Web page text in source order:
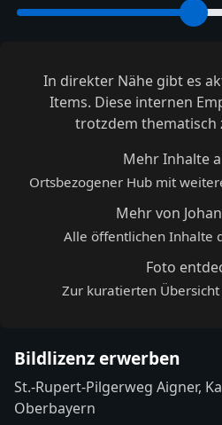
In direkter Nähe gibt es
Items. Diese internen
trotzdem thematisch
Mehr Inhalte
Ortsbezogener Hub mit
Mehr von
Alle öffentlichen Inhalte
Foto
Zur kuratierten Übersicht
Bildlizenz erwerben
St.-Rupert-Pilgerweg Aigner,
Oberbayern